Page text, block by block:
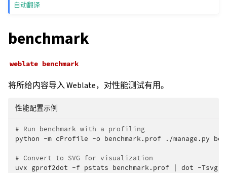
自动翻译
benchmark
weblate benchmark
将所给内容导入 Weblate，对性能测试有用。
性能配置示例
# Run benchmark with a profiling
python -m cProfile -o benchmark.prof ./manage.py
# Convert to SVG for visualization
uvx gprof2dot -f pstats benchmark.prof dot -Tsvg